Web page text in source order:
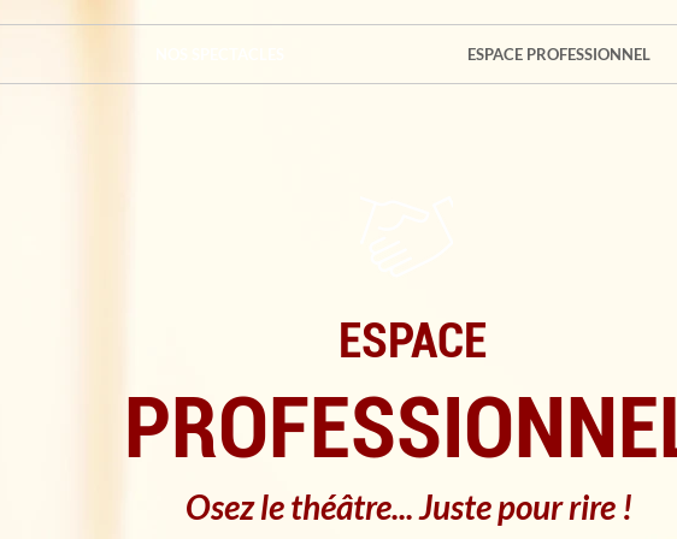
ESPACE PROFESSIONNEL
ESPACE
Osez le théâtre... Juste pour rire !